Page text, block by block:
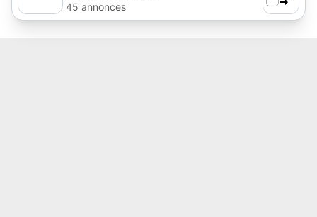
45 annonces